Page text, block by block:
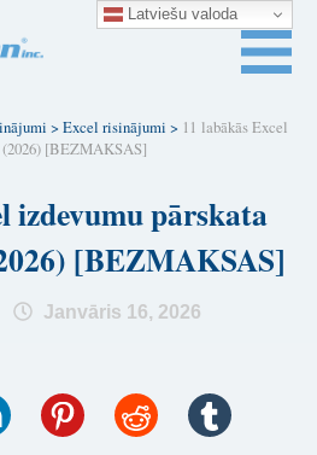
>Excel risinājumi > 11 labākās Excel
(2026) [BEZMAKSAS]
izdevumu pārskata
[BEZMAKSAS]
Janvāris 16, 2026
Latviešu valoda